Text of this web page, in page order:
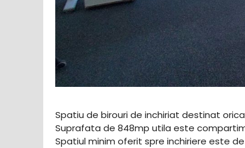
Spatiu de birouri de inchiriat destinat
Suprafata de 848mp utila este
Spatiul minim oferit spre inchiriere este